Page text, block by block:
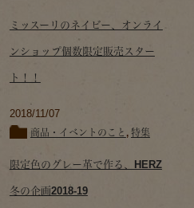
ミッスーリのネイビー、オンライ
ンショップ個数限定販売スター
ト！！
2018/11/07
商品・イベントのこと , 特集
限定色のグレー革で作る、HERZ
冬の企画2018-19